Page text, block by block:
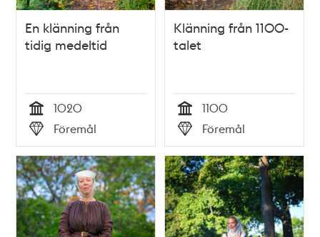
En klänning från
tidig medeltid
Tid
1020
Typ
Föremål
Klänning från 1100-
talet
Tid
1100
Typ
Föremål